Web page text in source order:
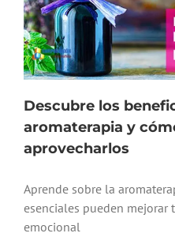
Descubre los
aromaterapia y
aprovecharlos
Aprende sobre la
esenciales pueden mejorar
emocional